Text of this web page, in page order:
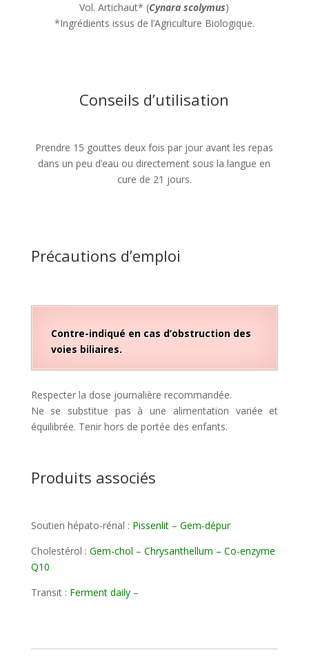
Vol. Artichaut* (Cynara scolymus)
*Ingrédients issus de l’Agriculture Biologique.
Conseils d’utilisation
Prendre 15 gouttes deux fois par jour avant les repas
dans un peu d’eau ou directement sous la langue en
cure de 21 jours.
Précautions d’emploi
Contre-indiqué en cas d’obstruction des
voies biliaires.
Respecter la dose journalière recommandée.
Ne se substitue pas à une alimentation variée et
équilibrée. Tenir hors de portée des enfants.
Produits associés
Soutien hépato-rénal : Pissenlit– Gem-dépur
Cholestérol : Gem-chol – Chrysanthellum – Co-enzyme
Q10
Transit : Ferment daily–